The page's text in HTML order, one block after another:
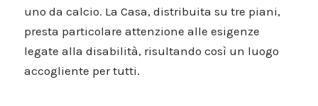
uno da calcio. La Casa, distribuita su tre piani,
presta particolare attenzione alle esigenze
legate alla disabilità, risultando così un luogo
accogliente per tutti.